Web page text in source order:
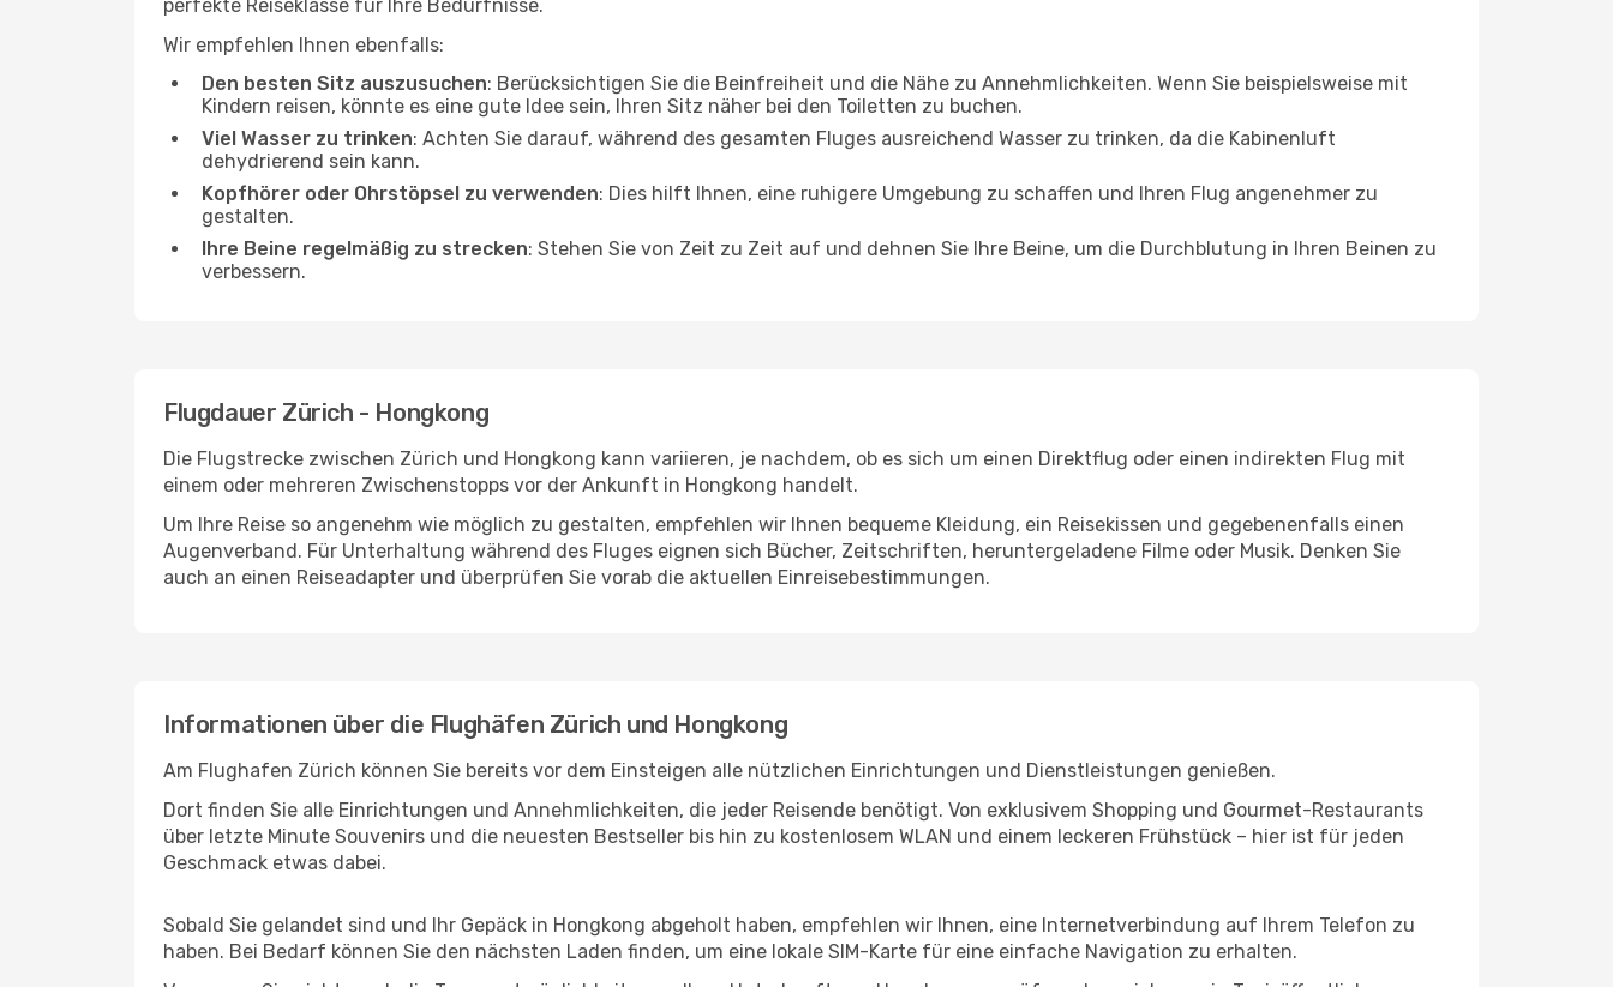
perfekte Reiseklasse für Ihre Bedürfnisse.
Wir empfehlen Ihnen ebenfalls:
Den besten Sitz auszusuchen: Berücksichtigen Sie die Beinfreiheit und die Nähe zu Annehmlichkeiten. Wenn Sie beispielsweise mit
Kindern reisen, könnte es eine gute Idee sein, Ihren Sitz näher bei den Toiletten zu buchen.
Viel Wasser zu trinken: Achten Sie darauf, während des gesamten Fluges ausreichend Wasser zu trinken, da die Kabinenluft
dehydrierend sein kann.
Kopfhörer oder Ohrstöpsel zu verwenden: Dies hilft Ihnen, eine ruhigere Umgebung zu schaffen und Ihren Flug angenehmer zu
gestalten.
Ihre Beine regelmäßig zu strecken: Stehen Sie von Zeit zu Zeit auf und dehnen Sie Ihre Beine, um die Durchblutung in Ihren Beinen zu
verbessern.
Flugdauer Zürich - Hongkong
Die Flugstrecke zwischen Zürich und Hongkong kann variieren, je nachdem, ob es sich um einen Direktflug oder einen indirekten Flug mit
einem oder mehreren Zwischenstopps vor der Ankunft in Hongkong handelt.
Um Ihre Reise so angenehm wie möglich zu gestalten, empfehlen wir Ihnen bequeme Kleidung, ein Reisekissen und gegebenenfalls einen
Augenverband. Für Unterhaltung während des Fluges eignen sich Bücher, Zeitschriften, heruntergeladene Filme oder Musik. Denken Sie
auch an einen Reiseadapter und überprüfen Sie vorab die aktuellen Einreisebestimmungen.
Informationen über die Flughäfen Zürich und Hongkong
Am Flughafen Zürich können Sie bereits vor dem Einsteigen alle nützlichen Einrichtungen und Dienstleistungen genießen.
Dort finden Sie alle Einrichtungen und Annehmlichkeiten, die jeder Reisende benötigt. Von exklusivem Shopping und Gourmet-Restaurants
über letzte Minute Souvenirs und die neuesten Bestseller bis hin zu kostenlosem WLAN und einem leckeren Frühstück – hier ist für jeden
Geschmack etwas dabei.
Sobald Sie gelandet sind und Ihr Gepäck in Hongkong abgeholt haben, empfehlen wir Ihnen, eine Internetverbindung auf Ihrem Telefon zu
haben. Bei Bedarf können Sie den nächsten Laden finden, um eine lokale SIM-Karte für eine einfache Navigation zu erhalten.